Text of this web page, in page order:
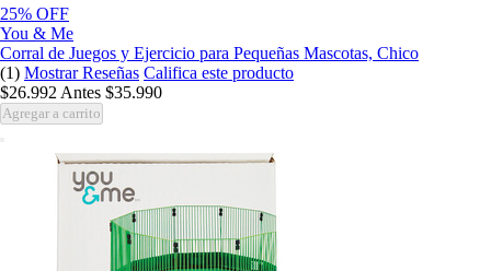
25% OFF
You & Me
Corral de Juegos y Ejercicio para Pequeñas Mascotas, Chico
(1) Mostrar Reseñas Califica este producto
$26.992 Antes $35.990
Agregar a carrito